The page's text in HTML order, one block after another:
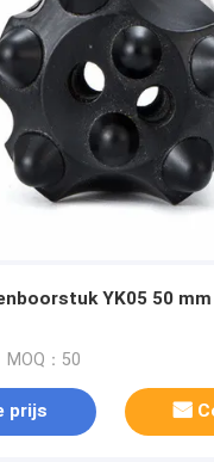
YK05 50
MOQ：50
prijs